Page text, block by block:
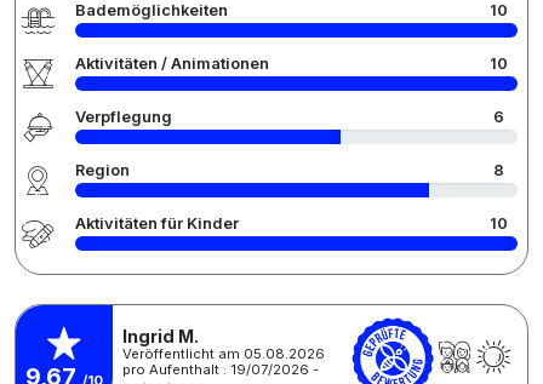
Bademöglichkeiten 10
Aktivitäten / Animationen 10
Verpflegung 6
Region 8
Aktivitäten für Kinder 10
9,67 /10
Ingrid M.
Veröffentlicht am 05.08.2026
pro Aufenthalt : 19/07/2026 -